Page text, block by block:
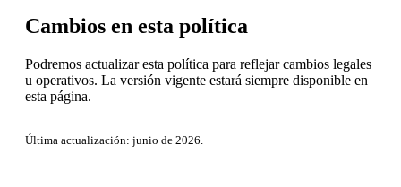
Cambios en esta política
Podremos actualizar esta política para reflejar cambios legales
u operativos. La versión vigente estará siempre disponible en
esta página.
Última actualización: junio de 2026.